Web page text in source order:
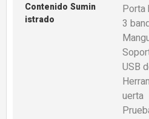
Contenido Sumin
Istrado
Porta
3
USB
uerta